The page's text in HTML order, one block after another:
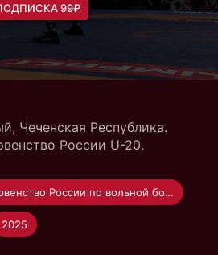
99₽
Чеченская Республика.
России U-20.
Первенство России по вольной борьбе U-20
2025